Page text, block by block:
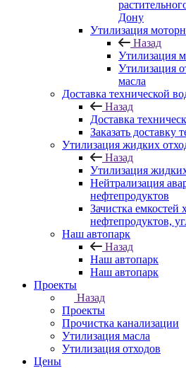
Дону
Утилизация
Назад
Утилизация
Утилизация
масла
Доставка технической
Назад
Доставка
Заказать доставку
Утилизация жидких
Назад
Утилизация
Нейтрализация
нефтепродуктов
Зачистка емкостей
нефтепродуктов,
Наш автопарк
Назад
Наш автопарк
Наш автопарк
Проекты
Назад
Проекты
Прочистка канализации
Утилизация масла
Утилизация отходов
Цены